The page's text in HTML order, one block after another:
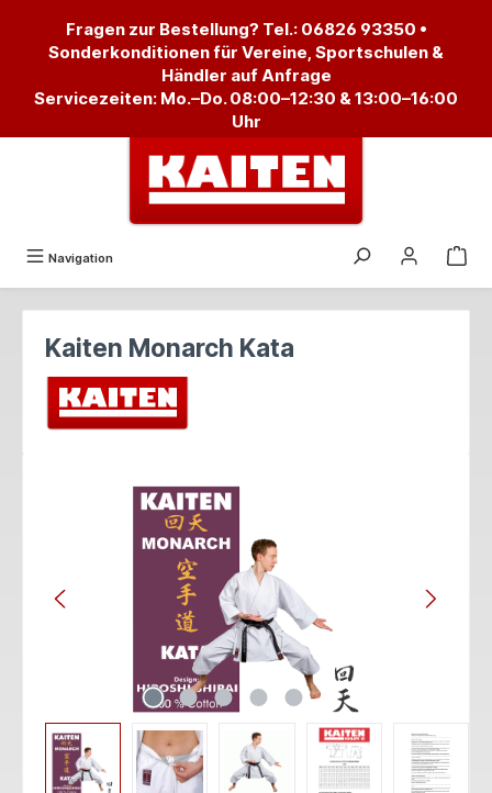
Fragen zur Bestellung? Tel.: 06826 93350 •
Sonderkonditionen für Vereine, Sportschulen &
Händler auf Anfrage
Servicezeiten: Mo.–Do. 08:00–12:30 & 13:00–16:00
Uhr
Navigation
Kaiten Monarch Kata